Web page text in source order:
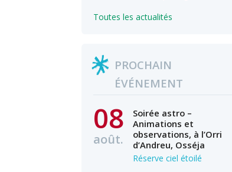
Toutes les actualités
PROCHAIN
ÉVÉNEMENT
08
août.
Soirée astro –
Animations et
observations, à l’Orri
d’Andreu, Osséja
Réserve ciel étoilé